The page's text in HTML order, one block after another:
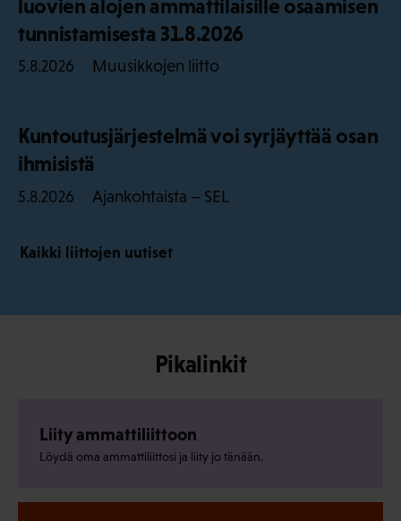
luovien alojen ammattilaisille osaamisen
tunnistamisesta 31.8.2026
5.8.2026 Muusikkojen liitto
Kuntoutusjärjestelmä voi syrjäyttää osan
ihmisistä
5.8.2026 Ajankohtaista – SEL
Kaikki liittojen uutiset
Pikalinkit
Liity ammattiliittoon
Löydä oma ammattiliittosi ja liity jo tänään.